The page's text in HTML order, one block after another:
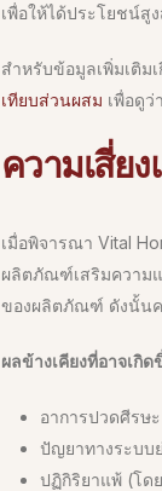
เพื่อให้ได้ประโยชน์
สำหรับข้อมูลเพิ่มเติม
เทียบส่วนผสม เพื่อดู
ความเสี่ย
เมื่อพิจารณา Vital
ผลิตภัณฑ์เสริมความแ
ของผลิตภัณฑ์ ดังนั้นค
ผลข้างเคียงที่อาจเกิด
อาการปวดศีรษะ
ปัญยาทางระบบ
ปฏิกิริยาแพ้ (โด